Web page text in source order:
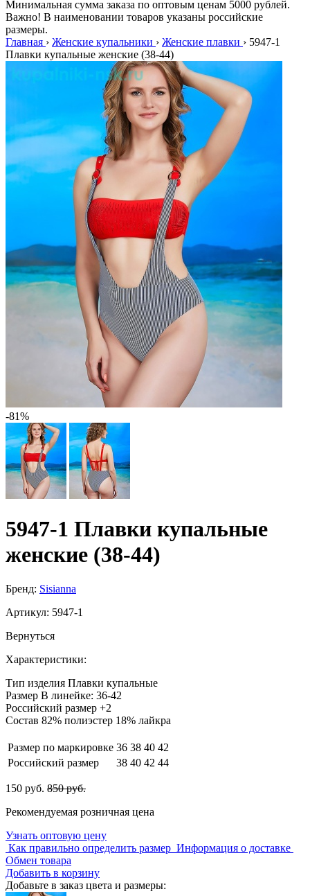
Минимальная сумма заказа по оптовым ценам 5000 рублей.
Важно! В наименовании товаров указаны российские
размеры.
Главная › Женские купальники › Женские плавки › 5947-1
Плавки купальные женские (38-44)
-81%
5947-1 Плавки купальные
женские (38-44)
Бренд: Sisianna
Артикул: 5947-1
Вернуться
Характеристики:
Тип изделия Плавки купальные
Размер В линейке: 36-42
Российский размер +2
Состав 82% полиэстер 18% лайкра
Размер по маркировке 36 38 40 42
Российский размер
38 40 42 44
150 руб. 850 руб.
Рекомендуемая розничная цена
Узнать оптовую цену
Как правильно определить размер Информация о доставке
Обмен товара
Добавить в корзину
Добавьте в заказ цвета и размеры: